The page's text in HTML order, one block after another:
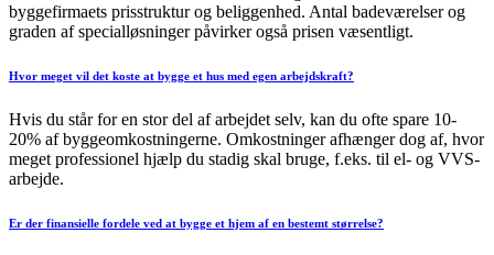
byggefirmaets prisstruktur og beliggenhed. Antal badeværelser og
graden af specialløsninger påvirker også prisen væsentligt.
Hvor meget vil det koste at bygge et hus med egen arbejdskraft?
Hvis du står for en stor del af arbejdet selv, kan du ofte spare 10-
20% af byggeomkostningerne. Omkostninger afhænger dog af, hvor
meget professionel hjælp du stadig skal bruge, f.eks. til el- og VVS-
arbejde.
Er der finansielle fordele ved at bygge et hjem af en bestemt størrelse?